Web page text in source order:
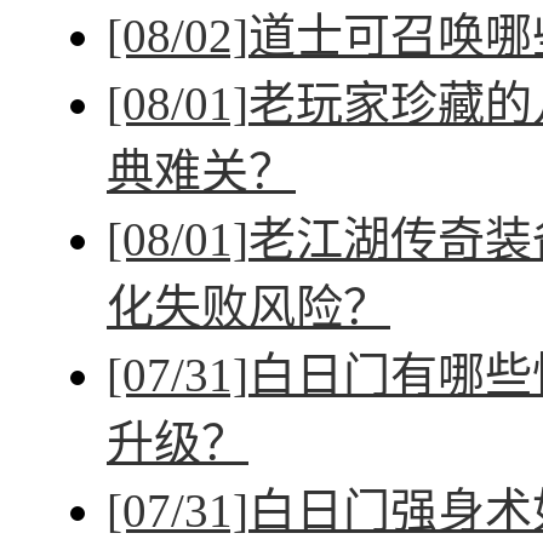
[08/02]道士可召唤
[08/01]老玩家珍藏
典难关？
[08/01]老江湖传奇
化失败风险？
[07/31]白日门有哪
升级？
[07/31]白日门强身